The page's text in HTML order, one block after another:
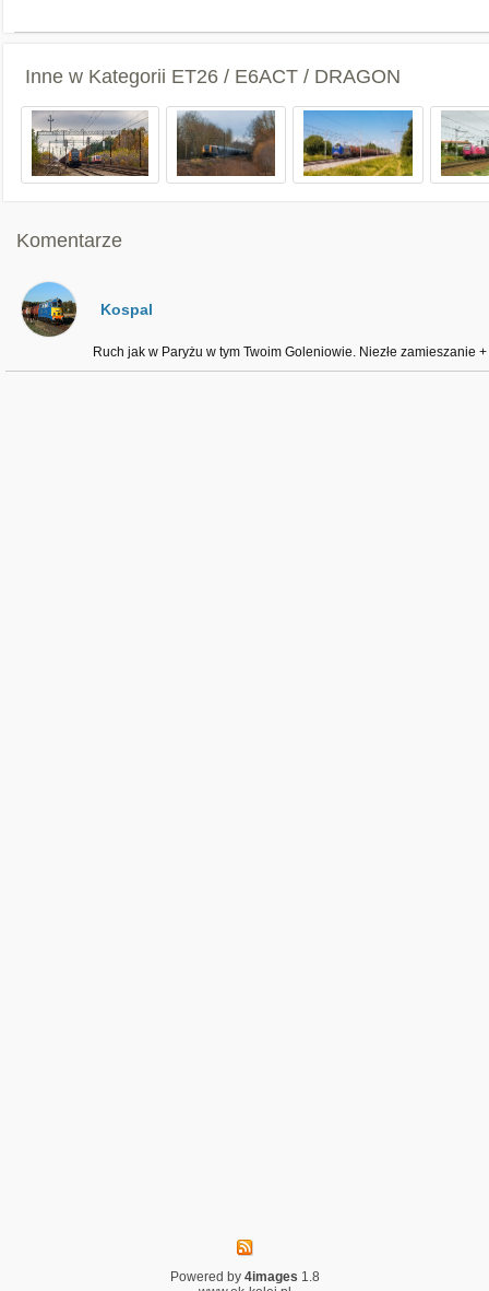
Inne w Kategorii ET26 / E6ACT / DRAGON
Komentarze
Kospal
Ruch jak w Paryżu w tym Twoim Goleniowie. Niezłe zamieszanie +
Powered by 4images 1.8